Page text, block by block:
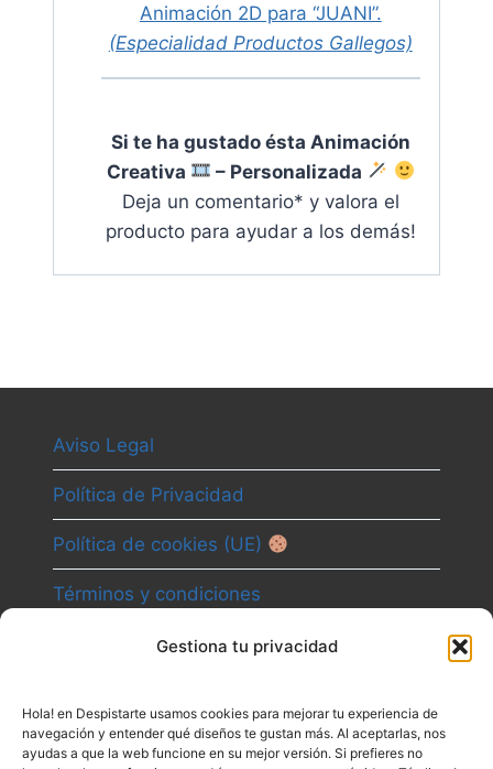
Gestiona tu privacidad
Hola! en Despistarte usamos cookies para mejorar tu experiencia de
navegación y entender qué diseños te gustan más. Al aceptarlas, nos
ayudas a que la web funcione en su mejor versión. Si prefieres no
Animación 2D para “JUANI”.
(Especialidad Productos Gallegos)
Si te ha gustado ésta Animación
Creativa
– Personalizada
Deja un comentario* y valora el
producto para ayudar a los demás!
Aviso Legal
Política de Privacidad
Política de cookies (UE)
Términos y condiciones
Canal